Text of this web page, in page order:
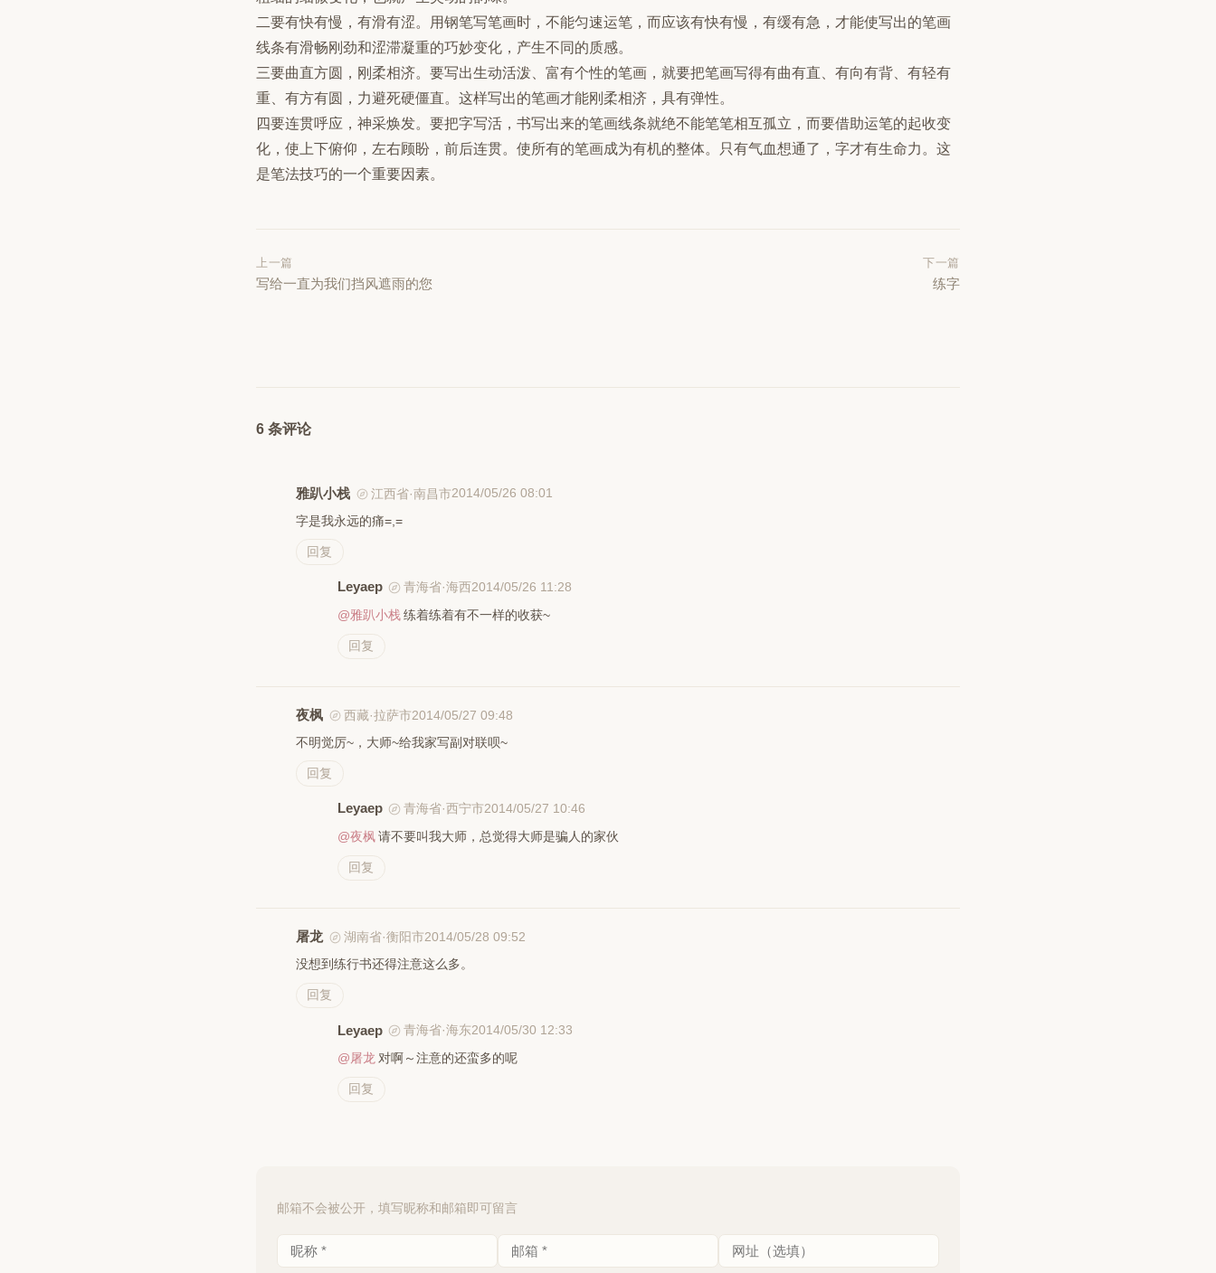
二要有快有慢，有滑有涩。用钢笔写笔画时，不能匀速运笔，而应该有快有慢，有缓有急，才能使写出的笔画
线条有滑畅刚劲和涩滞凝重的巧妙变化，产生不同的质感。
三要曲直方圆，刚柔相济。要写出生动活泼、富有个性的笔画，就要把笔画写得有曲有直、有向有背、有轻有
重、有方有圆，力避死硬僵直。这样写出的笔画才能刚柔相济，具有弹性。
四要连贯呼应，神采焕发。要把字写活，书写出来的笔画线条就绝不能笔笔相互孤立，而要借助运笔的起收变
化，使上下俯仰，左右顾盼，前后连贯。使所有的笔画成为有机的整体。只有气血想通了，字才有生命力。这
是笔法技巧的一个重要因素。
上一篇
写给一直为我们挡风遮雨的您
下一篇
练字
6 条评论
雅趴小栈 江西省·南昌市2014/05/26 08:01
字是我永远的痛=,=
回复
Leyaep 青海省·海西2014/05/26 11:28
@雅趴小栈 练着练着有不一样的收获~
回复
夜枫 西藏·拉萨市2014/05/27 09:48
不明觉厉~，大师~给我家写副对联呗~
回复
Leyaep 青海省·西宁市2014/05/27 10:46
@夜枫 请不要叫我大师，总觉得大师是骗人的家伙
回复
屠龙 湖南省·衡阳市2014/05/28 09:52
没想到练行书还得注意这么多。
回复
Leyaep 青海省·海东2014/05/30 12:33
@屠龙 对啊～注意的还蛮多的呢
回复
邮箱不会被公开，填写昵称和邮箱即可留言